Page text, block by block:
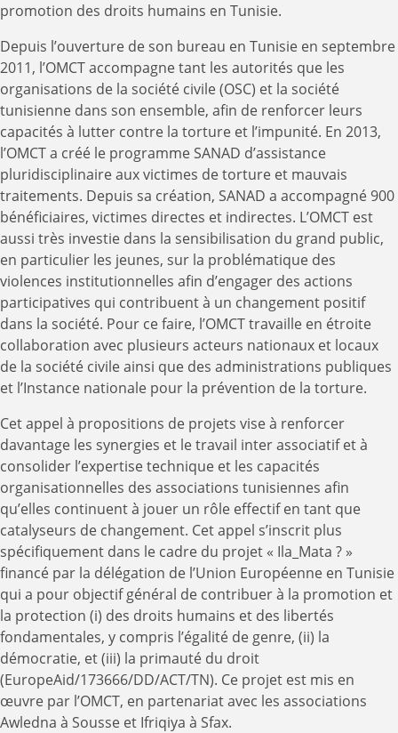
promotion des droits humains en Tunisie.
Depuis l’ouverture de son bureau en Tunisie en septembre
2011, l’OMCT accompagne tant les autorités que les
organisations de la société civile (OSC) et la société
tunisienne dans son ensemble, afin de renforcer leurs
capacités à lutter contre la torture et l’impunité. En 2013,
l’OMCT a créé le programme SANAD d’assistance
pluridisciplinaire aux victimes de torture et mauvais
traitements. Depuis sa création, SANAD a accompagné 900
bénéficiaires, victimes directes et indirectes. L’OMCT est
aussi très investie dans la sensibilisation du grand public,
en particulier les jeunes, sur la problématique des
violences institutionnelles afin d’engager des actions
participatives qui contribuent à un changement positif
dans la société. Pour ce faire, l’OMCT travaille en étroite
collaboration avec plusieurs acteurs nationaux et locaux
de la société civile ainsi que des administrations publiques
et l’Instance nationale pour la prévention de la torture.
Cet appel à propositions de projets vise à renforcer
davantage les synergies et le travail inter associatif et à
consolider l’expertise technique et les capacités
organisationnelles des associations tunisiennes afin
qu’elles continuent à jouer un rôle effectif en tant que
catalyseurs de changement. Cet appel s’inscrit plus
spécifiquement dans le cadre du projet « Ila_Mata ? »
financé par la délégation de l’Union Européenne en Tunisie
qui a pour objectif général de contribuer à la promotion et
la protection (i) des droits humains et des libertés
fondamentales, y compris l’égalité de genre, (ii) la
démocratie, et (iii) la primauté du droit
(EuropeAid/173666/DD/ACT/TN). Ce projet est mis en
œuvre par l’OMCT, en partenariat avec les associations
Awledna à Sousse et Ifriqiya à Sfax.